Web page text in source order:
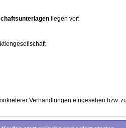
liegen vor:
Verhandlungen eingesehen bzw.